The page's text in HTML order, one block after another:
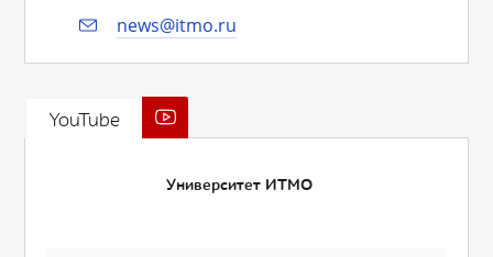
news@itmo.ru
YouTube
Университет ИТМО